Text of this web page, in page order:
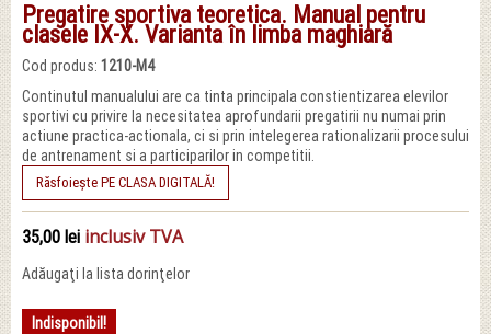
Pregatire sportiva teoretica. Manual pentru
clasele IX-X. Varianta în limba maghiară
Cod produs: 1210-M4
Continutul manualului are ca tinta principala constientizarea elevilor
sportivi cu privire la necesitatea aprofundarii pregatirii nu numai prin
actiune practica-actionala, ci si prin intelegerea rationalizarii procesului
de antrenament si a participarilor in competitii.
Răsfoiește PE CLASA DIGITALĂ!
35,00 lei inclusiv TVA
Adăugaţi la lista dorinţelor
Indisponibil!